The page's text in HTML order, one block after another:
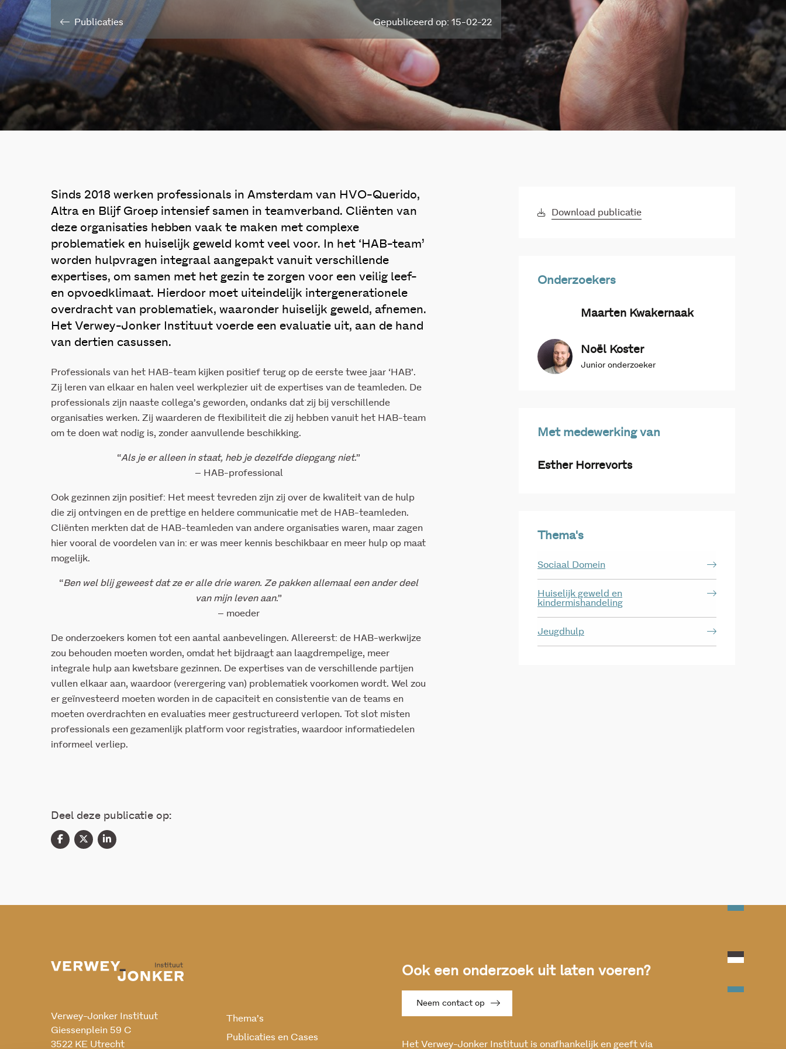
Publicaties Gepubliceerd op: 15-02-22
Sinds 2018 werken professionals in Amsterdam van HVO-Querido,
Altra en Blijf Groep intensief samen in teamverband. Cliënten van
deze organisaties hebben vaak te maken met complexe
problematiek en huiselijk geweld komt veel voor. In het ‘HAB-team’
worden hulpvragen integraal aangepakt vanuit verschillende
expertises, om samen met het gezin te zorgen voor een veilig leef-
en opvoedklimaat. Hierdoor moet uiteindelijk intergenerationele
overdracht van problematiek, waaronder huiselijk geweld, afnemen.
Het Verwey-Jonker Instituut voerde een evaluatie uit, aan de hand
van dertien casussen.
Professionals van het HAB-team kijken positief terug op de eerste twee jaar ‘HAB’.
Zij leren van elkaar en halen veel werkplezier uit de expertises van de teamleden. De
professionals zijn naaste collega’s geworden, ondanks dat zij bij verschillende
organisaties werken. Zij waarderen de flexibiliteit die zij hebben vanuit het HAB-team
om te doen wat nodig is, zonder aanvullende beschikking.
“Als je er alleen in staat, heb je dezelfde diepgang niet.”
– HAB-professional
Ook gezinnen zijn positief: Het meest tevreden zijn zij over de kwaliteit van de hulp
die zij ontvingen en de prettige en heldere communicatie met de HAB-teamleden.
Cliënten merkten dat de HAB-teamleden van andere organisaties waren, maar zagen
hier vooral de voordelen van in: er was meer kennis beschikbaar en meer hulp op maat
mogelijk.
“Ben wel blij geweest dat ze er alle drie waren. Ze pakken allemaal een ander deel
van mijn leven aan.”
– moeder
De onderzoekers komen tot een aantal aanbevelingen. Allereerst: de HAB-werkwijze
zou behouden moeten worden, omdat het bijdraagt aan laagdrempelige, meer
integrale hulp aan kwetsbare gezinnen. De expertises van de verschillende partijen
vullen elkaar aan, waardoor (verergering van) problematiek voorkomen wordt. Wel zou
er geïnvesteerd moeten worden in de capaciteit en consistentie van de teams en
moeten overdrachten en evaluaties meer gestructureerd verlopen. Tot slot misten
professionals een gezamenlijk platform voor registraties, waardoor informatiedelen
informeel verliep.
Download publicatie
Onderzoekers
Maarten Kwakernaak
Noël Koster
Junior onderzoeker
Met medewerking van
Esther Horrevorts
Thema's
Sociaal Domein
Huiselijk geweld en
kindermishandeling
Jeugdhulp
Deel deze publicatie op:
Verwey-Jonker Instituut
Giessenplein 59 C
3522 KE Utrecht
Thema’s
Publicaties en Cases
Ook een onderzoek uit laten voeren?
Neem contact op
Het Verwey-Jonker Instituut is onafhankelijk en geeft via